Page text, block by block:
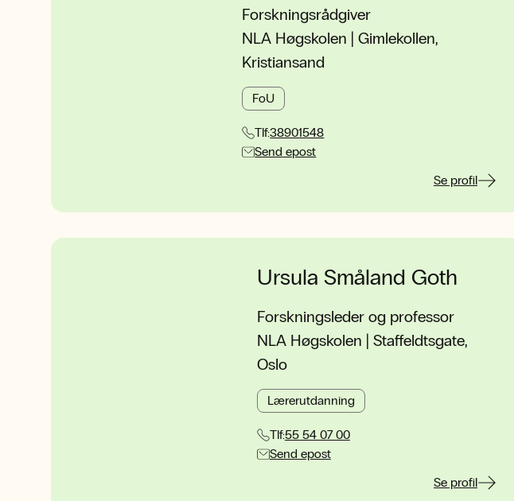
Forskningsrådgiver
NLA Høgskolen | Gimlekollen,
Kristiansand
FoU
Tlf:38901548
Send epost
Se profil
Ursula Småland Goth
Forskningsleder og professor
NLA Høgskolen | Staffeldtsgate,
Oslo
Lærerutdanning
Tlf:55 54 07 00
Send epost
Se profil